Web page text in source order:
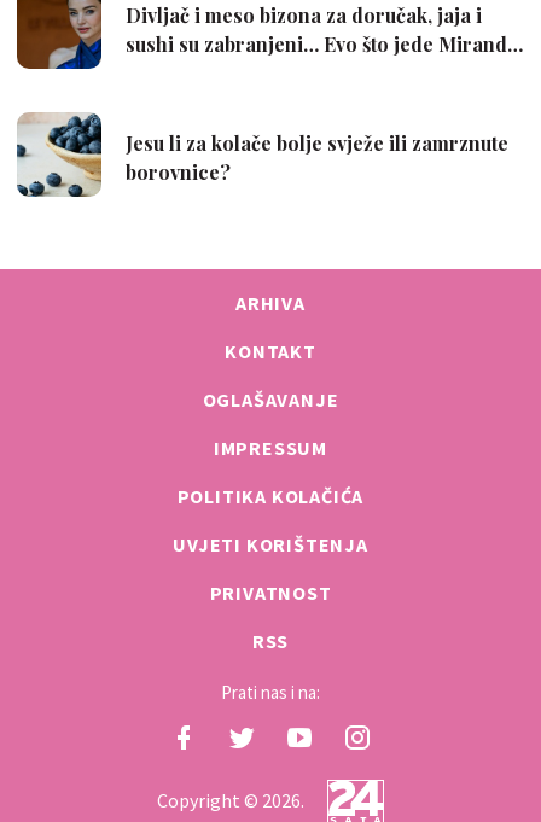
ARHIVA
KONTAKT
OGLAŠAVANJE
IMPRESSUM
POLITIKA KOLAČIĆA
UVJETI KORIŠTENJA
PRIVATNOST
RSS
Prati nas i na:
Copyright © 2026.